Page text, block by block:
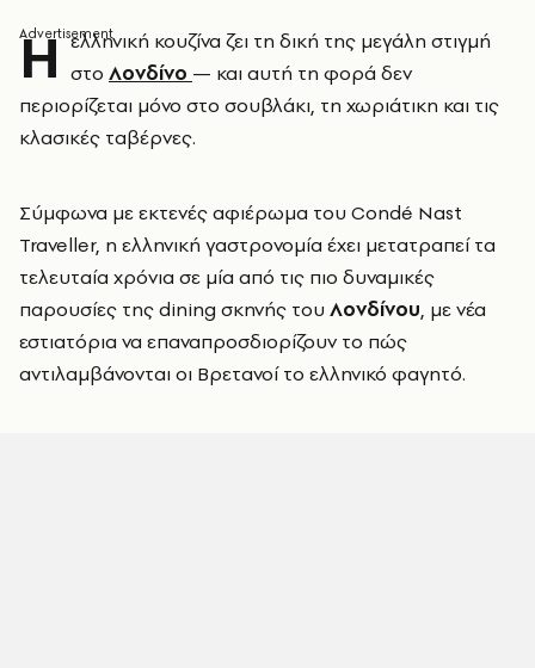
Η ελληνική κουζίνα ζει τη δική της μεγάλη στιγμή
στο Λονδίνο — και αυτή τη φορά δεν
περιορίζεται μόνο στο σουβλάκι, τη χωριάτικη και τις
κλασικές ταβέρνες.
Σύμφωνα με εκτενές αφιέρωμα του Condé Nast
Traveller, η ελληνική γαστρονομία έχει μετατραπεί τα
τελευταία χρόνια σε μία από τις πιο δυναμικές
παρουσίες της dining σκηνής του Λονδίνου, με νέα
εστιατόρια να επαναπροσδιορίζουν το πώς
αντιλαμβάνονται οι Βρετανοί το ελληνικό φαγητό.